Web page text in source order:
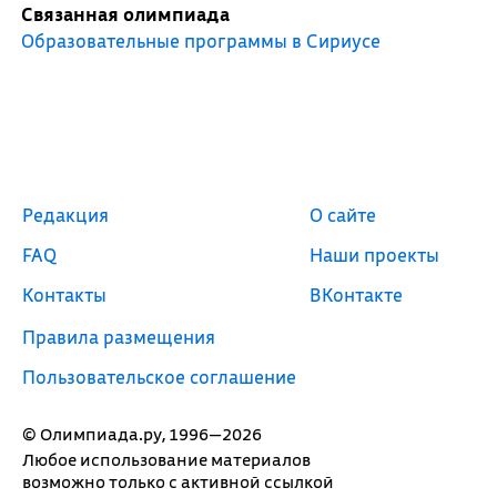
Связанная олимпиада
Образовательные программы в Сириусе
© Олимпиада.ру, 1996—2026
Любое использование материалов
возможно только с активной ссылкой
Редакция
FAQ
Контакты
Правила размещения
Пользовательское соглашение
О сайте
Наши проекты
ВКонтакте